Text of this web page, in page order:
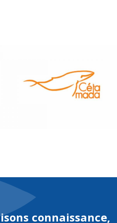
connaissance,